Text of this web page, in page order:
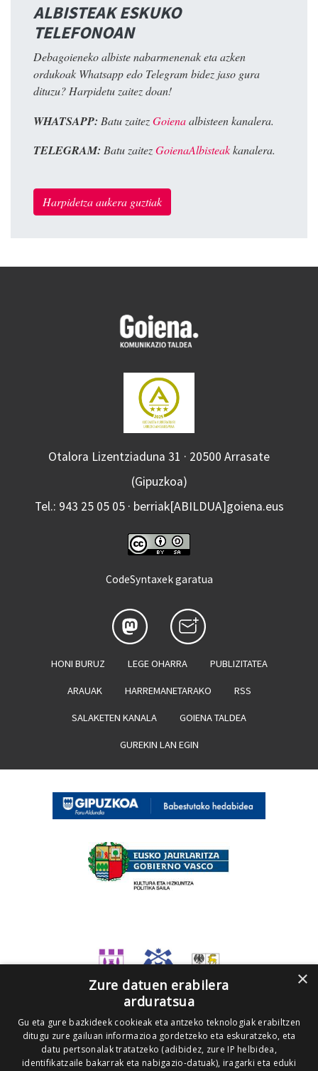
ALBISTEAK ESKUKO
TELEFONOAN
Debagoieneko albiste nabarmenenak eta azken
ordukoak Whatsapp edo Telegram bidez jaso gura
dituzu? Harpidetu zaitez doan!
WHATSAPP: Batu zaitezGoienaalbisteen kanalera.
TELEGRAM: Batu zaitezGoienaAlbisteakkanalera.
Harpidetza aukera guztiak
Otalora Lizentziaduna 31 · 20500 Arrasate
(Gipuzkoa)
Tel.: 943 25 05 05 · berriak[ABILDUA]goiena.eus
CodeSyntaxek garatua
HONI BURUZ LEGE OHARRA PUBLIZITATEA
ARAUAK HARREMANETARAKO RSS
SALAKETEN KANALA GOIENA TALDEA
GUREKIN LAN EGIN
×
Zure datuen erabilera
arduratsua
Gu eta gure bazkideek cookieak eta antzeko teknologiak erabiltzen
ditugu zure gailuan informazioa gordetzeko eta eskuratzeko, eta
datu pertsonalak tratatzeko (adibidez, zure IP helbidea,
identifikatzaile bakarrak eta nabigazio-datuak), iragarki eta eduki